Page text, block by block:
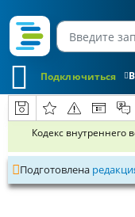
Подключиться
Кодекс внутреннего
Подготовлена